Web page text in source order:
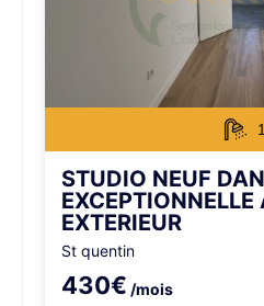
1
STUDIO NEUF
EXCEPTIONNELLE
EXTERIEUR
St quentin
430€ /mois